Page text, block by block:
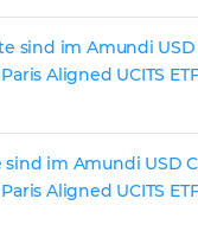
sind im Amundi
Aligned UCITS
im Amundi USD
Aligned UCITS